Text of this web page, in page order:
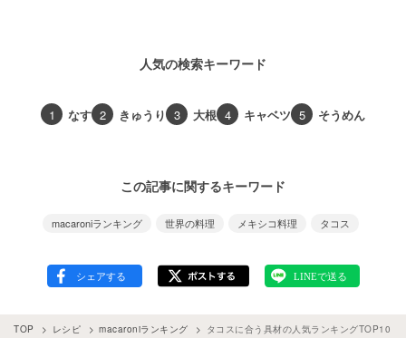
人気の検索キーワード
1 なす 2 きゅうり 3 大根 4 キャベツ 5 そうめん
この記事に関するキーワード
macaroniランキング 世界の料理 メキシコ料理 タコス
TOP レシピ macaroniランキング タコスに合う具材の人気ランキングTOP10！